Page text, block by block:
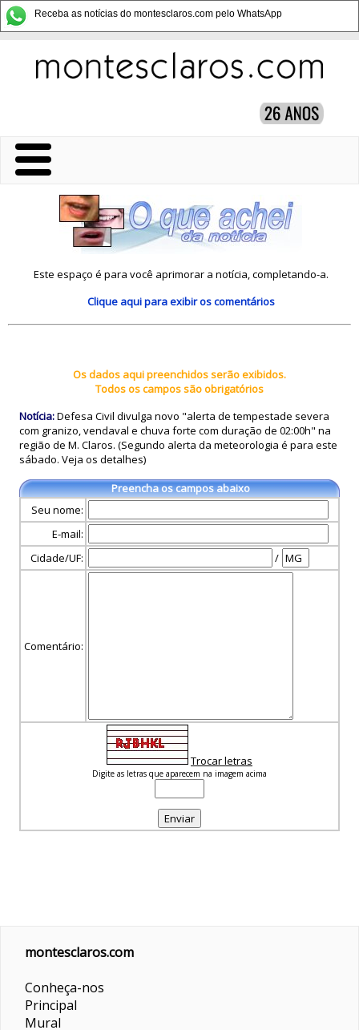
Receba as notícias do montesclaros.com pelo WhatsApp
Este espaço é para você aprimorar a notícia, completando-a.
Clique aquipara exibir os comentários
Os dados aqui preenchidos serão exibidos.
Todos os campos são obrigatórios
Notícia:Defesa Civil divulga novo "alerta de tempestade severa
com granizo, vendaval e chuva forte com duração de 02:00h" na
região de M. Claros. (Segundo alerta da meteorologia é para este
sábado. Veja os detalhes)
Preencha os campos abaixo
Seu nome:
E-mail:
Cidade/UF:
/
Comentário:
Trocar letras
Digite as letras que aparecem na imagem acima
montesclaros.com
Conheça-nos
Principal
Mural